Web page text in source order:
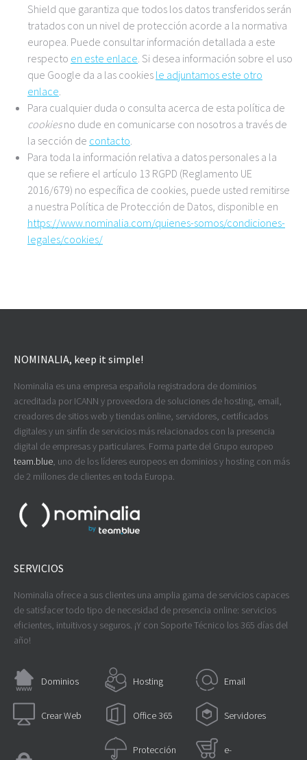
Shield que garantiza que todos los datos transferidos serán
tratados con un nivel de protección acorde a la normativa
europea. Puede consultar información detallada a este
respecto en este enlace. Si desea información sobre el uso
que Google da a las cookies le adjuntamos este otro
enlace.
Para cualquier duda o consulta acerca de esta política de
cookiesno dude en comunicarse con nosotros a través de
la sección de contacto.
Para toda la información relativa a datos personales a la
que se refiere el artículo 13 RGPD (Reglamento UE
2016/679) no específica de cookies, puede usted remitirse
a nuestra Política de Protección de Datos, disponible en
https://www.nominalia.com/quienes-somos/condiciones-
legales/cookies/
NOMINALIA, keep it simple!
Nominalia es una empresa española registradora de dominios
acreditada por ICANN y proveedora de soluciones de hosting, email,
creadores de sitios web y tiendas online, servidores, certificados
digitales y un sinfín de servicios más relacionados con la presencia
digital de empresas y particulares. Forma parte del Grupo europeo
team.blue, uno de los líderes europeos en dominios y hosting con más
de 2 millones de clientes en toda Europa.
SERVICIOS
Nominalia ofrece a sus clientes una amplia gama de servicios capaces
de satisfacer todo tipo de necesidad de presencia online: servicios
eficientes, intuitivos y seguros. ¡Y con Soporte Técnico los 365 días del
año!
Dominios Hosting Email
Crear Web Office 365 Servidores
Protección
e-